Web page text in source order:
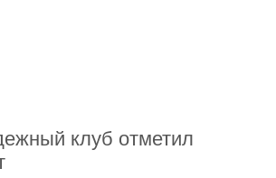
клуб отметил